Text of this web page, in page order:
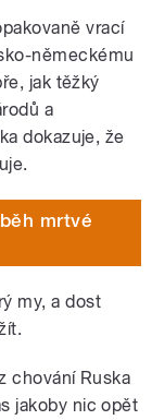
vrací
německému
jak těžký
a
dokazuje, že
mrtvé
my, a dost
chování Ruska
jakoby nic opět